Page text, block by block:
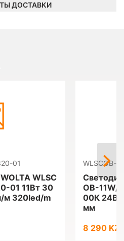
ДОСТАВКИ
01
WLSC
01 11Вт 30
м 320led/m
WLSCOB-
OB-11W/
00К 24В
мм
8 290